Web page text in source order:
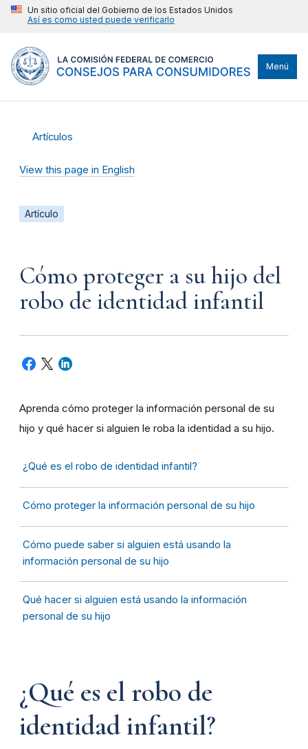
Un sitio oficial del Gobierno de los Estados Unidos
Así es como usted puede verificarlo
Menú
Artículos
View this page in English
Artículo
Cómo proteger a su hijo del
robo de identidad infantil
Aprenda cómo proteger la información personal de su
hijo y qué hacer si alguien le roba la identidad a su hijo.
¿Qué es el robo de identidad infantil?
Cómo proteger la información personal de su hijo
Cómo puede saber si alguien está usando la
información personal de su hijo
Qué hacer si alguien está usando la información
personal de su hijo
¿Qué es el robo de
identidad infantil?